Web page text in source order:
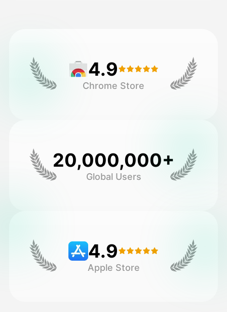
4.9
Chrome Store
20,000,000+
Global Users
4.9
Apple Store